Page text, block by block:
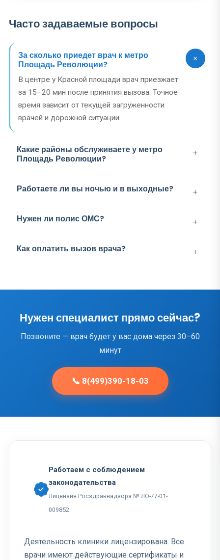
Часто задаваемые вопросы
За сколько приедет врач к метро
Площадь Революции?
В центре у Красной площади врач приезжает
за 15–20 мин после принятия вызова. Точное
время зависит от текущей загруженности
врачей и дорожной ситуации.
Какие районы обслуживаете у метро
Площадь Революции?
Работаете ли вы ночью и в выходные?
Нужен ли полис ОМС?
Как оплатить вызов врача?
Нужен специалист прямо сейчас?
Позвоните — врач будет у вас дома через 30–60
минут
📞 8(499)390-18-03
Работаем с соблюдением
законодательства
Лицензия Росздравнадзора № ЛО-77-01-
009852
Деятельность клиники лицензирована. Все
врачи имеют действующие сертификаты и